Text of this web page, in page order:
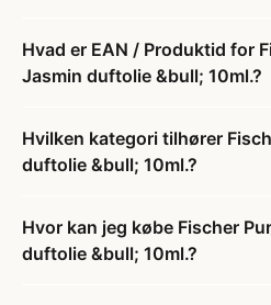
Hvad er EAN / Produktid for
Jasmin duftolie &bull; 10ml.?
Hvilken kategori tilhører
duftolie &bull; 10ml.?
Hvor kan jeg købe Fischer
duftolie &bull; 10ml.?